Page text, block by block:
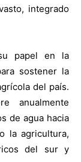
integrado
papel en la
sostener la
del país.
anualmente
de agua hacia
la agricultura,
del sur y